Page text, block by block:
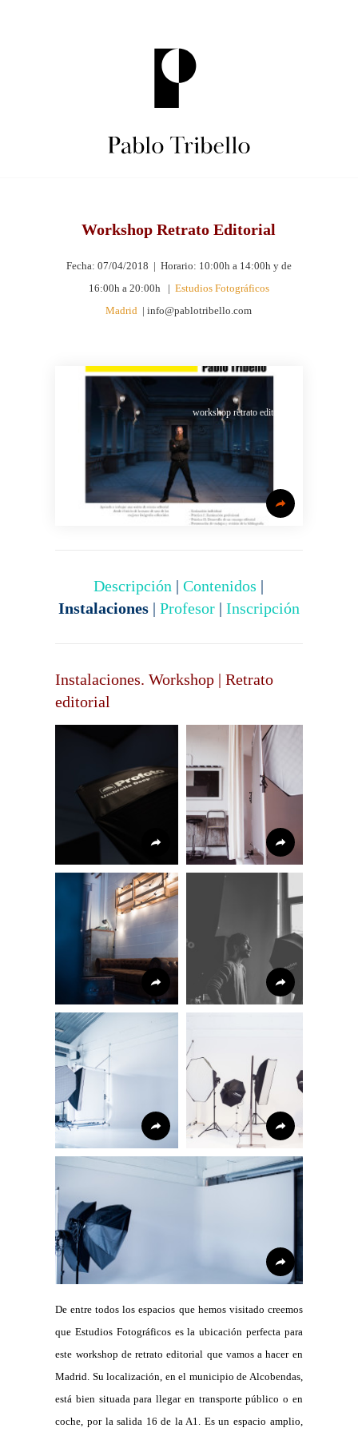
Tribello
Fotógrafo
corporate
photographer
Workshop Retrato Editorial
Fecha: 07/04/2018 | Horario: 10:00h a 14:00h y de
16:00h a 20:00h | Estudios Fotográficos
Madrid | info@pablotribello.com
workshop retrato editorial
Descripción |Contenidos |
Instalaciones| Profesor| Inscripción
Instalaciones. Workshop | Retrato
editorial
De entre todos los espacios que hemos visitado creemos
que Estudios Fotográficos es la ubicación perfecta para
este workshop de retrato editorial que vamos a hacer en
Madrid. Su localización, en el municipio de Alcobendas,
está bien situada para llegar en transporte público o en
coche, por la salida 16 de la A1. Es un espacio amplio,